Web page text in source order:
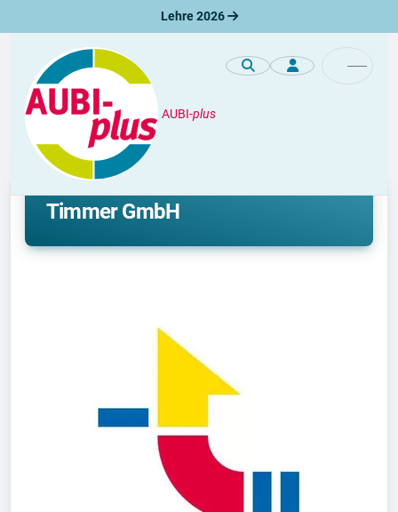
Lehre 2026
AUBI-plus
Unternehmen / Azienda
Lehre und duales Studium bei
Timmer GmbH